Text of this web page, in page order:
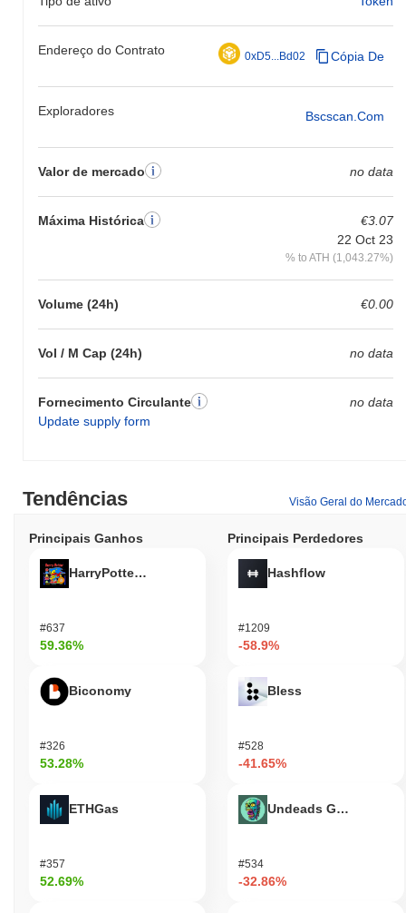
Endereço do Contrato 0xD5...Bd02 Cópia De
Exploradores Bscscan.com
Valor de mercado no data
Máxima Histórica
€3.07
22 Oct 23
% to ATH (1,043.27%)
Volume (24h) €0.00
Vol / M Cap (24h) no data
Fornecimento Circulante
Update supply form
no data
Tendências Visão Geral do
Principais Ganhos
HarryPotterObamaSonic10Inu (ETH)
#637
59.36%
Biconomy
#326
53.28%
ETHGas
#357
52.69%
Principais Perdedores
Hashflow
#1209
-58.9%
Bless
#528
-41.65%
Undeads Games
#534
-32.86%